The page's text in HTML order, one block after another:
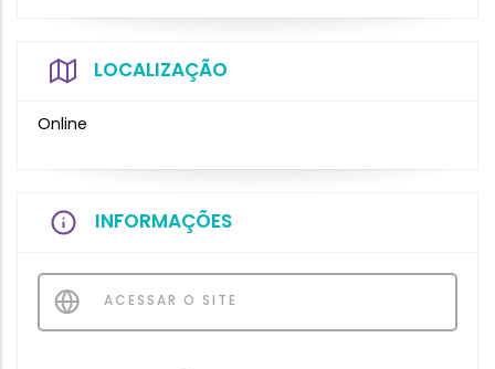
LOCALIZAÇÃO
Online
INFORMAÇÕES
ACESSAR O SITE